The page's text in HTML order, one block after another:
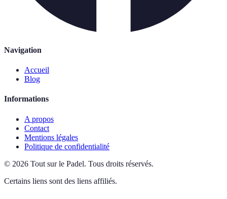
Navigation
Accueil
Blog
Informations
A propos
Contact
Mentions légales
Politique de confidentialité
© 2026 Tout sur le Padel. Tous droits réservés.
Certains liens sont des liens affiliés.